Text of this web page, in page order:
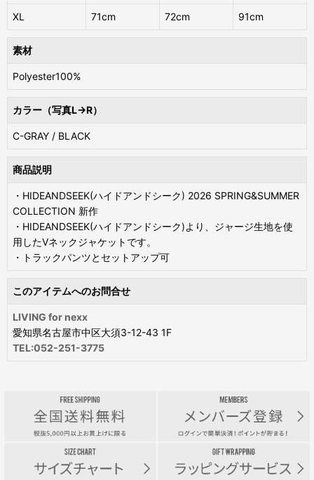
XL 71cm 72cm 91cm
素材
Polyester100%
カラー（写真L→R）
C-GRAY / BLACK
商品説明
・HIDEANDSEEK(ハイドアンドシーク) 2026 SPRING&SUMMER
COLLECTION 新作
・HIDEANDSEEK(ハイドアンドシーク)より、ジャージ生地を使
用したVネックジャケットです。
・トラックパンツとセットアップ可
このアイテムへのお問合せ
LIVING for nexx
愛知県名古屋市中区大須3-12-43 1F
TEL:052-251-3775